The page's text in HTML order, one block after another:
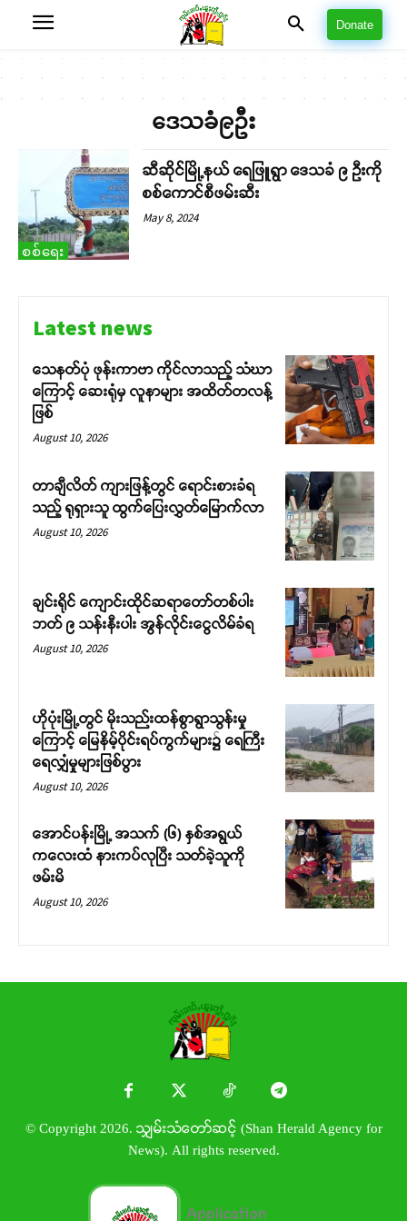
Donate
ဒေသခံ၉ဦး
စစ်ရေး
ဆီဆိုင်မြို့နယ် ရေဖြူရွာ ဒေသခံ ၉ ဦးကို
စစ်ကောင်စီဖမ်းဆီး
May 8, 2024
Latest news
သေနတ်ပုံ ဖုန်းကာဗာ ကိုင်လာသည့် သံဃာ
ကြောင့် ဆေးရုံမှ လူနာများ အထိတ်တလန့်
ဖြစ်
August 10, 2026
တာချီလိတ် ကျားဖြန့်တွင် ရောင်းစားခံရ
သည့် ရုရှားသူ ထွက်ပြေးလွှတ်မြောက်လာ
August 10, 2026
ချင်းရိုင် ကျောင်းထိုင်ဆရာတော်တစ်ပါး
ဘတ် ၉ သန်းနီးပါး အွန်လိုင်းငွေလိမ်ခံရ
August 10, 2026
ဟိုပုံးမြို့တွင် မိုးသည်းထန်စွာရွာသွန်းမှု
ကြောင့် မြေနိမ့်ပိုင်းရပ်ကွက်များ၌ ရေကြီး
ရေလျှံမှုများဖြစ်ပွား
August 10, 2026
အောင်ပန်းမြို့ အသက် (၆) နှစ်အရွယ်
ကလေးထံ နားကပ်လုပြီး သတ်ခဲ့သူကို
ဖမ်းမိ
August 10, 2026
© Copyright 2026. သျှမ်းသံတော်ဆင့် (Shan Herald Agency for
News). All rights reserved.